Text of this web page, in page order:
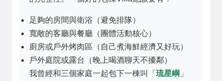
足夠的房間與衛浴（避免排隊）
寬敞的客廳與餐廳（團體活動核心）
廚房或戶外烤肉區（自己煮海鮮經濟又好玩）
戶外庭院或露台（晚上喝酒聊天不擾鄰）
我曾經和三個家庭一起包下一棟叫「 琉星嶼 」